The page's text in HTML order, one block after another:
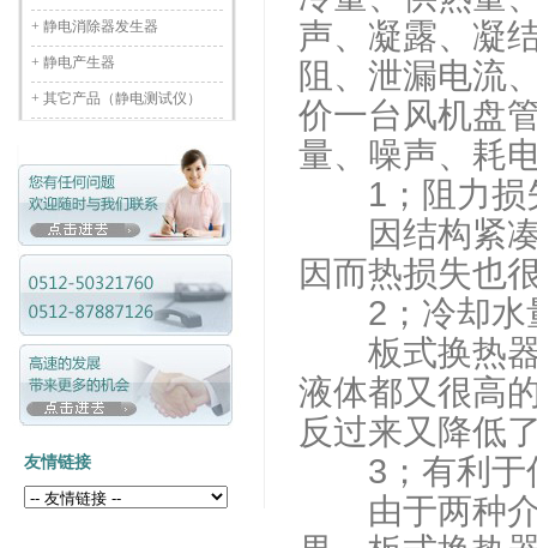
+ 静电消除器发生器
+ 静电产生器
+ 其它产品（静电测试仪）
友情链接
声、凝露、凝
阻、泄漏电流
价一台风机盘
量、噪声、耗
1；阻力损
因结构紧凑
因而热损失也
2；冷却水
板式换热器
液体都又很高
反过来又降低
3；有利于
由于两种介